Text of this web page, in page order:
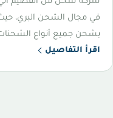
في مجال الشحن البري،
بشحن جميع أنواع
اقرأ التفاصيل